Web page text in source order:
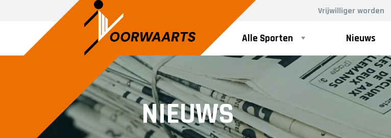
Vrijwilliger worden
Alle Sporten Nieuws
NIEUWS